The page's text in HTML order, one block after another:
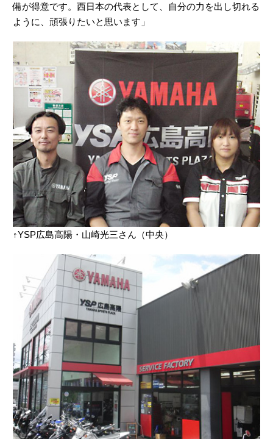
備が得意です。西日本の代表として、自分の力を出し切れる
ように、頑張りたいと思います」
↑YSP広島高陽・山崎光三さん（中央）